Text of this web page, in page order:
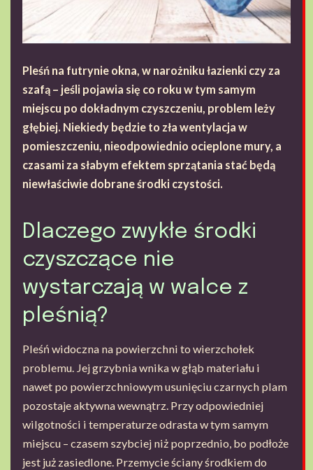
Pleśń na futrynie okna, w narożniku łazienki czy za
szafą – jeśli pojawia się co roku w tym samym
miejscu po dokładnym czyszczeniu, problem leży
głębiej. Niekiedy będzie to zła wentylacja w
pomieszczeniu, nieodpowiednio ocieplone mury, a
czasami za słabym efektem sprzątania stać będą
niewłaściwie dobrane środki czystości.
Dlaczego zwykłe środki
czyszczące nie
wystarczają w walce z
pleśnią?
Pleśń widoczna na powierzchni to wierzchołek
problemu. Jej grzybnia wnika w głąb materiału i
nawet po powierzchniowym usunięciu czarnych plam
pozostaje aktywna wewnątrz. Przy odpowiedniej
wilgotności i temperaturze odrasta w tym samym
miejscu – czasem szybciej niż poprzednio, bo podłoże
jest już zasiedlone. Przemycie ściany środkiem do